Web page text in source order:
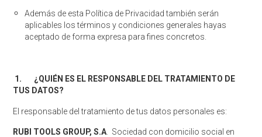
Además de esta Política de Privacidad también serán
aplicables los términos y condiciones generales hayas
aceptado de forma expresa para fines concretos.
1. ¿QUIÉN ES EL RESPONSABLE DEL TRATAMIENTO DE
TUS DATOS?
El responsable del tratamiento de tus datos personales es:
RUBI TOOLS GROUP, S.A . Sociedad con domicilio social en